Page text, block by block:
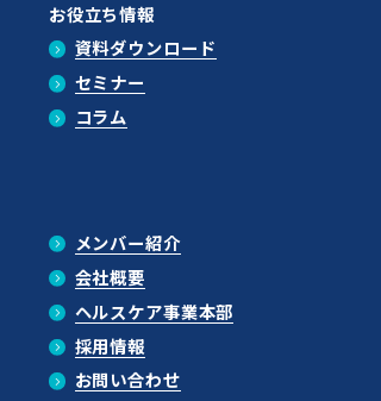
お役立ち情報
資料ダウンロード
セミナー
コラム
メンバー紹介
会社概要
ヘルスケア事業本部
採用情報
お問い合わせ